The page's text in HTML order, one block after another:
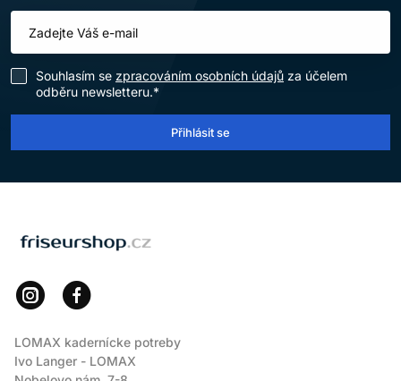
Souhlasím se zpracováním osobních údajů za účelem
odběru newsletteru.*
Přihlásit se
LOMAX kadernícke potreby
Ivo Langer - LOMAX